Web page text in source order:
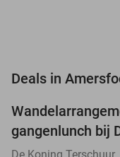
Deals in
TODAY
gangenlunch bij